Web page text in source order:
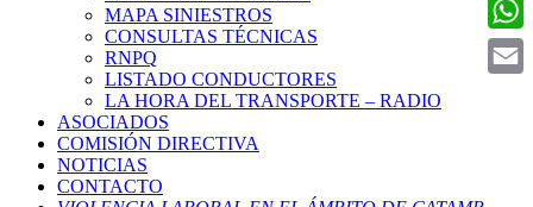
MAPA SINIESTROS
CONSULTAS TÉCNICAS
RNPQ
LISTADO CONDUCTORES
LA HORA DEL TRANSPORTE – RADIO
ASOCIADOS
COMISIÓN DIRECTIVA
NOTICIAS
CONTACTO